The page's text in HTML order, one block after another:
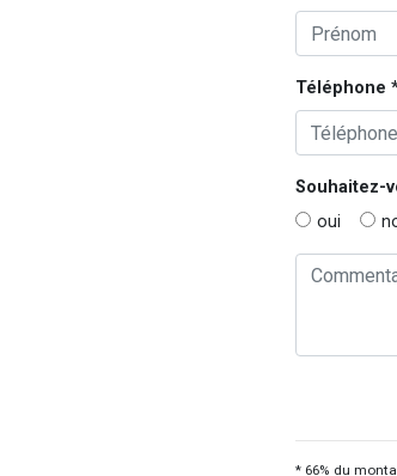
Téléphone
Souhaitez-
oui
* 66% du